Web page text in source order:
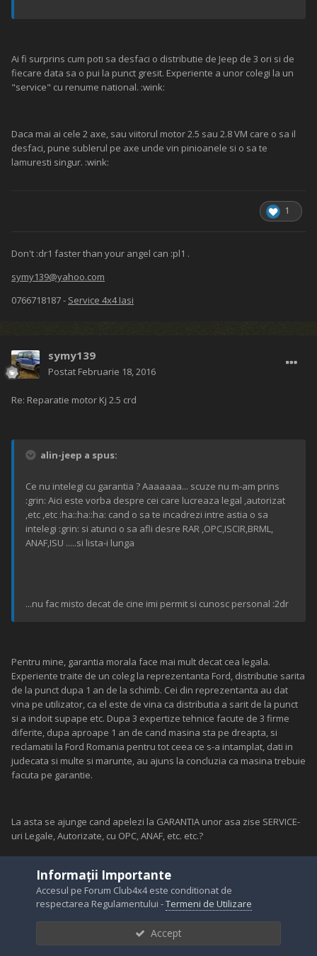
Ai fi surprins cum poti sa desfaci o distributie de Jeep de 3 ori si de
fiecare data sa o pui la punct gresit. Experiente a unor colegi la un
"service" cu renume national. :wink:
Daca mai ai cele 2 axe, sau viitorul motor 2.5 sau 2.8 VM care o sa il
desfaci, pune sublerul pe axe unde vin pinioanele si o sa te
lamuresti singur. :wink:
1
Don't :dr1 faster than your angel can :pl1 .
symy139@yahoo.com
0766718187 - Service 4x4 Iasi
symy139
Postat Februarie 18, 2016
Re: Reparatie motor Kj 2.5 crd
alin-jeep a spus:
Ce nu intelegi cu garantia ? Aaaaaaa... scuze nu m-am prins
:grin: Aici este vorba despre cei care lucreaza legal ,autorizat
,etc ,etc :ha::ha::ha: cand o sa te incadrezi intre astia o sa
intelegi :grin: si atunci o sa afli desre RAR ,OPC,ISCIR,BRML,
ANAF,ISU .....si lista-i lunga
...nu fac misto decat de cine imi permit si cunosc personal :2dr
Pentru mine, garantia morala face mai mult decat cea legala.
Experiente traite de un coleg la reprezentanta Ford, distributie sarita
de la punct dupa 1 an de la schimb. Cei din reprezentanta au dat
vina pe utilizator, ca el este de vina ca distributia a sarit de la punct
si a indoit supape etc. Dupa 3 expertize tehnice facute de 3 firme
diferite, dupa aproape 1 an de cand masina sta pe dreapta, si
reclamatii la Ford Romania pentru tot ceea ce s-a intamplat, dati in
judecata si multe si marunte, au ajuns la concluzia ca masina trebuie
facuta pe garantie.
La asta se ajunge cand apelezi la GARANTIA unor asa zise SERVICE-
uri Legale, Autorizate, cu OPC, ANAF, etc. etc.?
Nu multumesc. Pentru mine, primeaza bunul simt, si de aici imi aleg
oamenii cu atentie si grija.
Iar referitor la misto, n-ai treaba, dar data viitoare te voi taxa de o
Informații Importante
Accesul pe Forum Club4x4 este conditionat de
respectarea Regulamentului -Termeni de Utilizare
Accept